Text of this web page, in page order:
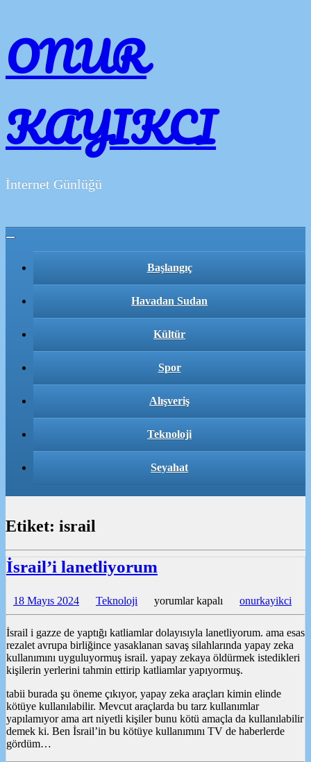
ONUR
KAYIKCI
İnternet Günlüğü
Toggle navigation
Başlangıç
Havadan Sudan
Kültür
Spor
Alışveriş
Teknoloji
Seyahat
Etiket: israil
İsrail’i lanetliyorum
18 Mayıs 2024 Teknoloji
İsrail’i
lanetliyorum
yorumlar kapalı onurkayikci
İsrail i gazze de yaptığı katliamlar dolayısıyla lanetliyorum. ama esas
rezalet avrupa birliğince yasaklanan savaş silahlarında yapay zeka
kullanımını uyguluyormuş israil. yapay zekaya öldürmek istedikleri
kişilerin yerlerini tahmin ettirip katliamlar yapıyormuş.
tabii burada şu öneme çıkıyor, yapay zeka araçları kimin elinde
kötüye kullanılabilir. Mevcut araçlarda bu tarz kullanımlar
yapılamıyor ama art niyetli kişiler bunu kötü amaçla da kullanılabilir
demek ki. Ben İsrail’in bu kötüye kullanımını TV de haberlerde
gördüm…